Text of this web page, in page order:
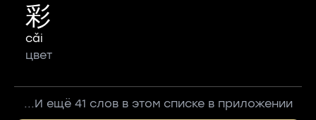
彩
cǎi
цвет
...И ещё 41 слов в этом списке в приложении